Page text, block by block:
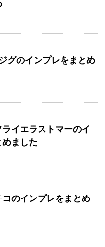
グのインプレをまとめ
イエラストマーのイ
めました
コのインプレをまとめ